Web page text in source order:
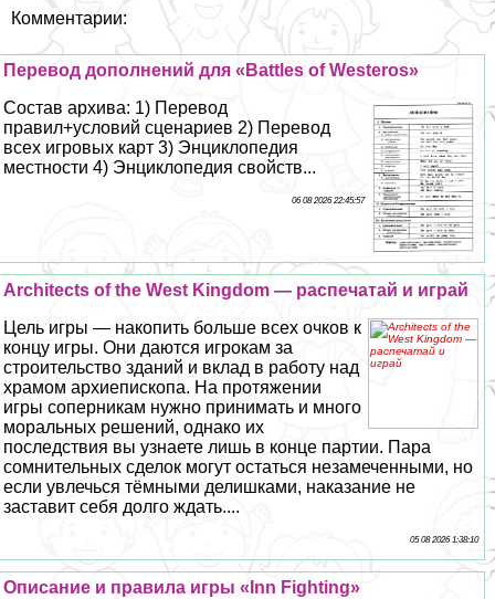
Комментарии:
Перевод дополнений для «Battles of Westeros»
Состав архива: 1) Перевод
правил+условий сценариев 2) Перевод
всех игровых карт 3) Энциклопедия
местности 4) Энциклопедия свойств...
06 08 2026 22:45:57
Architects of the West Kingdom — распечатай и играй
Цель игры — накопить больше всех очков к
концу игры. Они даются игрокам за
строительство зданий и вклад в работу над
храмом архиепископа. На протяжении
игры соперникам нужно принимать и много
мopaльных решений, однако их
последствия вы узнаете лишь в конце партии. Пара
сомнительных сделок могут остаться незамеченными, но
если увлечься тёмными делишками, наказание не
заставит себя долго ждать....
05 08 2026 1:38:10
Описание и правила игры «Inn Fighting»